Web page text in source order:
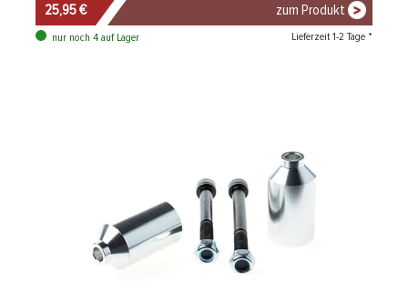
25,95 € zum Produkt
nur noch 4 auf Lager Lieferzeit 1-2 Tage *